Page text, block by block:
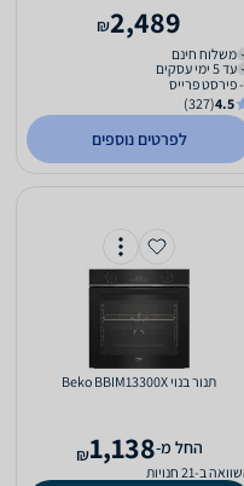
2,489
₪
משלוח חינם
עד 5 ימי עסקים
פירסט פרייס
4.5
(327)
לפרטים נוספים
‏תנור בנוי Beko BBIM13300X
‫החל מ-1,138
₪
ב-21 חנויות